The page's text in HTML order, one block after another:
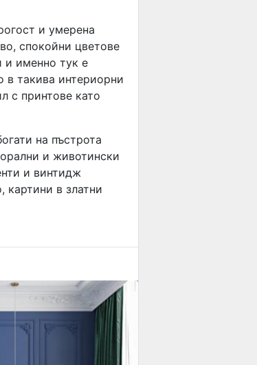
и умерена
спокойни цветове
и именно тук е
в такива интериорни
с принтове като
на пъстрота
и животински
и винтидж
картини в златни